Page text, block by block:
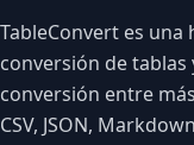
TableConvert es
conversión de
conversión entre
CSV, JSON,